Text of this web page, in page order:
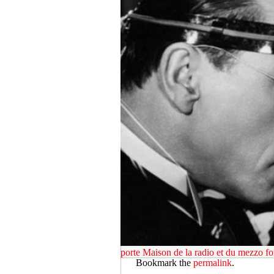
porte Maison de la radio et du mezzo
Bookmark the permalink.